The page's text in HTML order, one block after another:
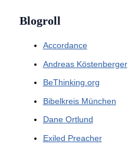
Blogroll
Accordance
Andreas Köstenberger
BeThinking.org
Bibelkreis München
Dane Ortlund
Exiled Preacher